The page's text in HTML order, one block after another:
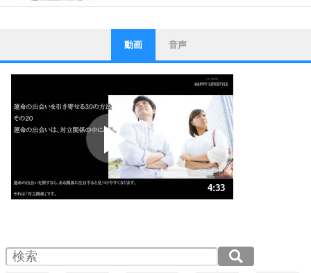
1
ストレス対策
他人と比べない。
いっそのこと、他人を見ない。
いらいらしない人になる30の方法
プラス思考
ポジティブになれない原因は、行動しないから。
ポジティブ思考になる30の方法
ストレス対策
人生、なんとかなるもの。
気楽に生きる30の方法
4 器の大きい人は、怒りを優しさで表現する。
動画 音声
4:33
2.0倍速 （535KB 2分16秒）